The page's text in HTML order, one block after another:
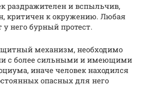
раздражителен и вспыльчив,
критичен к окружению. Любая
него бурный протест.
механизм, необходимо
с более сильными и имеющими
иначе человек находился
опасных для него